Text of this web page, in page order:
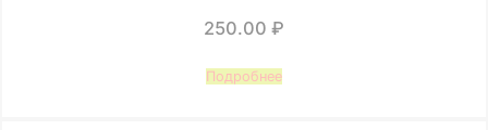
250.00 ₽
Подробнее